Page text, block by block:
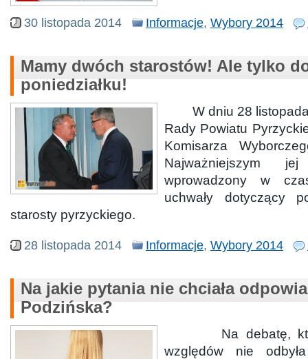
30 listopada 2014 Informacje, Wybory 2014
Mamy dwóch starostów! Ale tylko
poniedziałku!
W dniu 28 listopada
Rady Powiatu
Komisarza
Najważniejszym
wprowadzony w
uchwały dotyczący
starosty pyrzyckiego.
28 listopada 2014 Informacje, Wybory 2014
Na jakie pytania nie chciała
Podzińska?
Na debatę,
względów nie